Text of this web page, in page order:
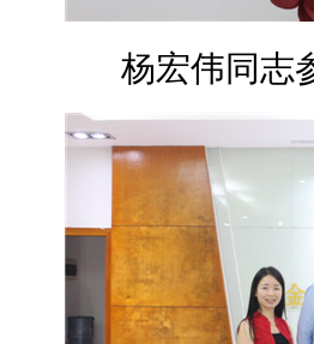
杨宏伟同志